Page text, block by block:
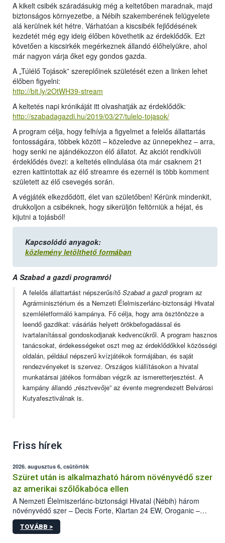
A kikelt csibék száradásukig még a keltetőben maradnak, majd
biztonságos környezetbe, a Nébih szakemberének felügyelete
alá kerülnek két hétre. Várhatóan a kiscsibék fejlődésének
kezdetét még egy ideig élőben követhetik az érdeklődők. Ezt
követően a kiscsirkék megérkeznek állandó élőhelyükre, ahol
már nagyon várja őket egy gondos gazda.
A „Túlélő Tojások” szereplőinek születését ezen a linken lehet
élőben figyelni:
http://bit.ly/2OtWH39-stream
A keltetés napi krónikáját itt olvashatják az érdeklődők:
http://szabadagazdi.hu/2019/03/27/tulelo-tojasok/
A program célja, hogy felhívja a figyelmet a felelős állattartás
fontosságára, többek között – közeledve az ünnepekhez – arra,
hogy senki ne ajándékozzon élő állatot. Az akciót rendkívüli
érdeklődés övezi: a keltetés elindulása óta már csaknem 21
ezren kattintottak az élő streamre és ezernél is több komment
született az élő csevegés során.
A végjáték elkezdődött, élet van születőben! Kérünk mindenkit,
drukkoljon a csibéknek, hogy sikerüljön feltörniük a héjat, és
kijutni a tojásból!
Kapcsolódó anyagok:
közlemény letölthető formában
A Szabad a gazdi programról
A felelős állattartást népszerűsítő Szabad a gazdiprogram az
Agrárminisztérium és a Nemzeti Élelmiszerlánc-biztonsági Hivatal
szemléletformáló kampánya. Fő célja, hogy arra ösztönözze a
leendő gazdikat: vásárlás helyett örökbefogadással és
ivartalanítással gondoskodjanak kedvencükről. A program hasznos
tanácsokat, érdekességeket oszt meg az érdeklődőkkel közösségi
oldalán, például népszerű kvízjátékok formájában, és saját
rendezvényeket is szervez. Országos kiállításokon a hivatal
munkatársai játékos formában végzik az ismeretterjesztést. A
kampány állandó „résztvevője” az évente megrendezett Belvárosi
Kutyafesztiválnak is.
Friss hírek
2026. augusztus 6, csütörtök
Szüret után is alkalmazható három növényvédő szer
az amerikai szőlőkabóca ellen
A Nemzeti Élelmiszerlánc-biztonsági Hivatal (Nébih) három
növényvédő szer – Decis Forte, Klartan 24 EW, Oroganic –
engedélyokiratát módosította, így azok a szüretet követően,
egészen a vesszőérettség (BBCH 91) stádiumáig
TOVÁBB >